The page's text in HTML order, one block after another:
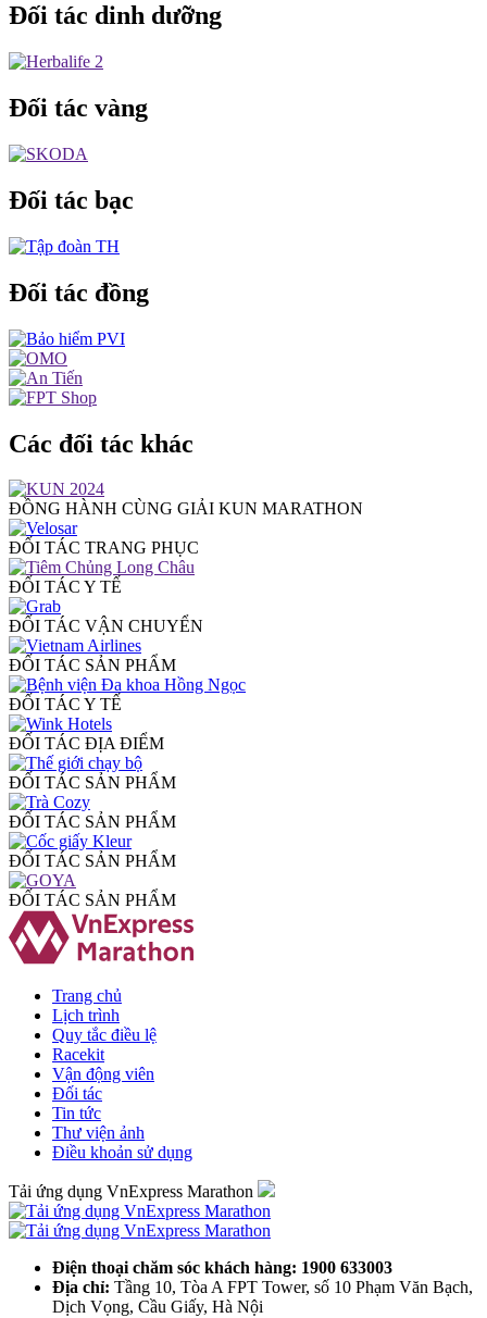
Đối tác dinh dưỡng
Đối tác vàng
Đối tác bạc
Đối tác đồng
Các đối tác khác
ĐỒNG HÀNH CÙNG GIẢI KUN MARATHON
ĐỐI TÁC TRANG PHỤC
ĐỐI TÁC Y TẾ
ĐỐI TÁC VẬN CHUYỂN
ĐỐI TÁC SẢN PHẨM
ĐỐI TÁC Y TẾ
ĐỐI TÁC ĐỊA ĐIỂM
ĐỐI TÁC SẢN PHẨM
ĐỐI TÁC SẢN PHẨM
ĐỐI TÁC SẢN PHẨM
ĐỐI TÁC SẢN PHẨM
Trang chủ
Lịch trình
Quy tắc điều lệ
Racekit
Vận động viên
Đối tác
Tin tức
Thư viện ảnh
Điều khoản sử dụng
Tải ứng dụng VnExpress Marathon
Điện thoại chăm sóc khách hàng: 1900 633003
Địa chỉ: Tầng 10, Tòa A FPT Tower, số 10 Phạm Văn Bạch,
Dịch Vọng, Cầu Giấy, Hà Nội